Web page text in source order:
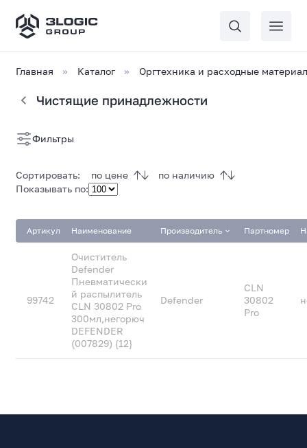
Главная Каталог Оргтехника и расходные
Чистящие принадлежности
Список
Сортировать: по цене
по наличию
Показывать по:
Фильтры
Артикул Наименование Производитель Партномер
99742
Очиститель
Defender
Пневматически
й распылитель
CLN 30802 Pro
300мл,негорюч
DEFENDER
(007829) {12}
Defender
CLN
30802
Pro